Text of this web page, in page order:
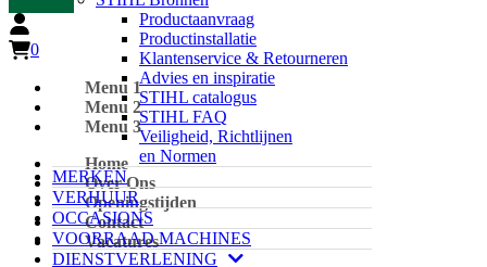
Productaanvraag
Productinstallatie
Klantenservice & Retourneren
Advies en inspiratie
STIHL catalogus
STIHL FAQ
Veiligheid, Richtlijnen
en Normen
MERKEN
VERHUUR
OCCASIONS
VOORRAAD MACHINES
DIENSTVERLENING
0
Menu 1
Menu 2
Menu 3
Home
Over Ons
Openingstijden
Contact
Vacatures